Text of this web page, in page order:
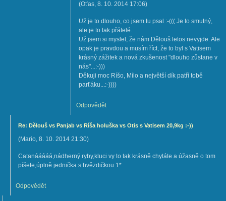
(Oťas, 8. 10. 2014 17:06)
Už je to dlouho, co jsem tu psal :-((( Je to smutný,
ale je to tak přátelé.
Už jsem si myslel, že nám Dělouš letos nevyjde. Ale
opak je pravdou a musím říct, že to byl s Vatisem
krásný zážitek a nová zkušenost "dlouho zůstane v
nás"...:-)))
Děkuji moc Ríšo, Mílo a největší dík patří tobě
parťáku...:-))))
Odpovědět
Re: Dělouš vs Panjab vs Ríša holuška vs Otis s Vatisem 20,9kg :-))
(Mario, 8. 10. 2014 21:30)
Catanááááá,nádherný ryby,kluci vy to tak krásně chytáte a úžasně o tom
píšete,úplně jednička s hvězdičkou 1*
Odpovědět